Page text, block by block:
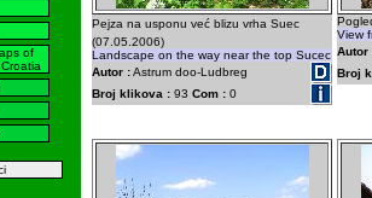
of
Pejza na usponu već blizu vrha Suec
(07.05.2006)
Landscape on the way near the top Sucec
Autor :Astrum doo-Ludbreg
Broj klikova : 93 Com : 0
View
Autor
Broj